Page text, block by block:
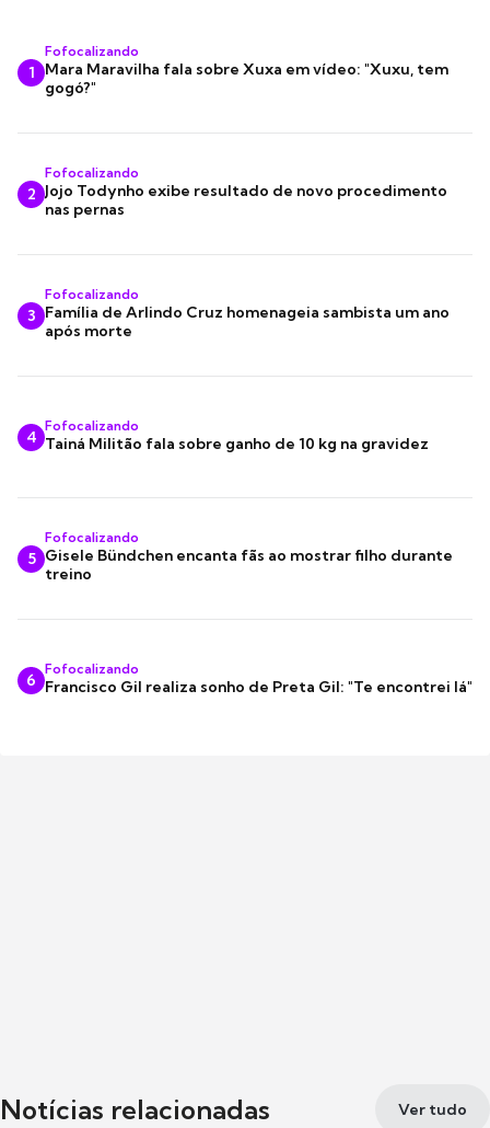
1
Fofocalizando
Mara Maravilha fala sobre Xuxa em vídeo: "Xuxu, tem
gogó?"
2
Fofocalizando
Jojo Todynho exibe resultado de novo procedimento
nas pernas
3
Fofocalizando
Família de Arlindo Cruz homenageia sambista um ano
após morte
4
Fofocalizando
Tainá Militão fala sobre ganho de 10 kg na gravidez
5
Fofocalizando
Gisele Bündchen encanta fãs ao mostrar filho durante
treino
6
Fofocalizando
Francisco Gil realiza sonho de Preta Gil: "Te encontrei lá"
Notícias relacionadas Ver tudo